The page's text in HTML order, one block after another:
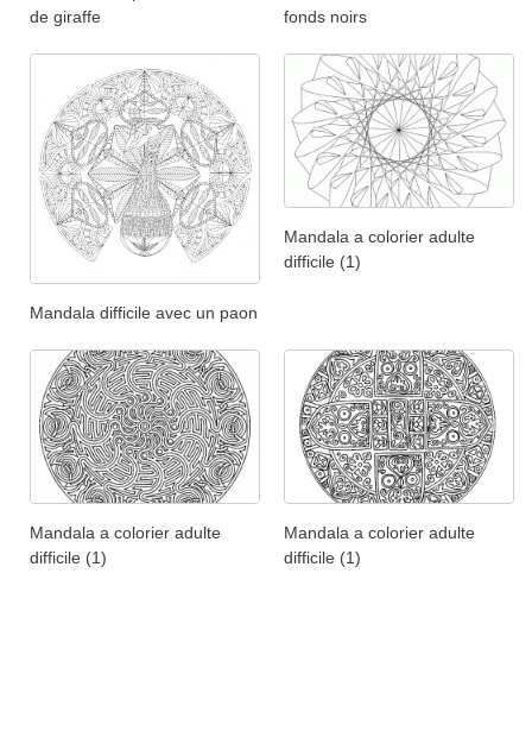
de giraffe
fonds noirs
Mandala difficile avec un paon
Mandala a colorier adulte
difficile (1)
Mandala a colorier adulte
difficile (1)
Mandala a colorier adulte
difficile (1)